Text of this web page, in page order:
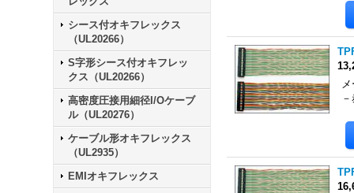
シース付オキフレックス
（UL20266）
S字形シース付オキフレッ
クス（UL20266）
高密度圧接用細径I/Oケーブ
ル（UL20276）
ケーブル形オキフレックス
（UL2935）
EMIオキフレックス